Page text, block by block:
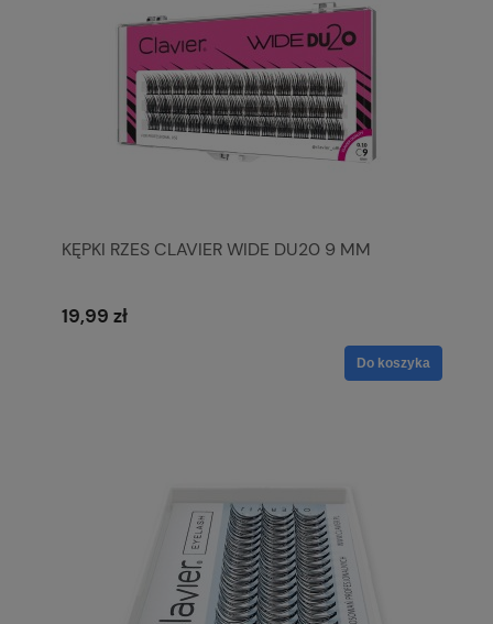
KĘPKI RZES CLAVIER WIDE DU20 9 MM
19,99 zł
Do koszyka